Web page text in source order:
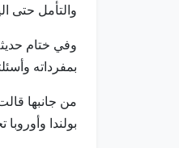
والتأمل حتى
وفي ختام
بمفرداته
من جانبها
بولندا